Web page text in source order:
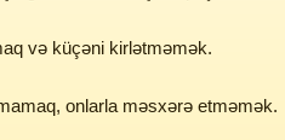
və küçəni kirlətməmək.
onlarla məsxərə etməmək.